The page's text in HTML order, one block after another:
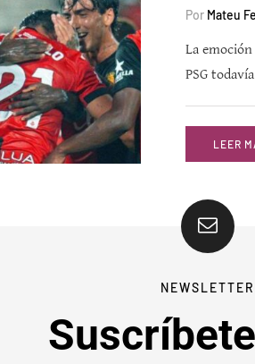
Por Mateu
La
PSG
LEER
NEWSLETTER